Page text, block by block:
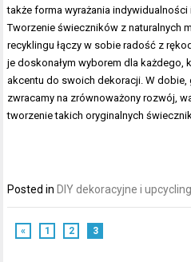
także forma wyrażania
Tworzenie świeczników z naturalnych
recyklingu łączy w sobie radość z
je doskonałym wyborem dla
akcentu do swoich dekoracji. W
zwracamy na zrównoważony rozwój,
tworzenie takich oryginalnych
Posted in DIY dekoracyjne i upcycling
« 1 2 3